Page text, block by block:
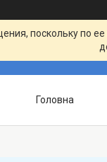
поскольку по
Головна